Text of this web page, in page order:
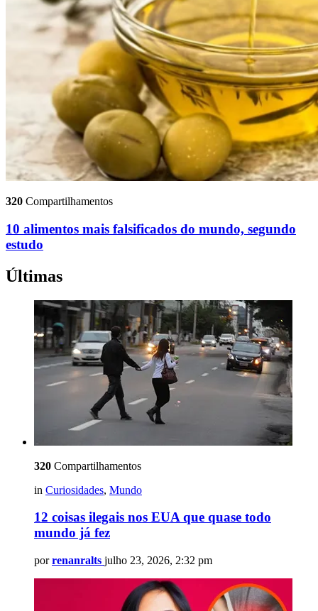
320 Compartilhamentos
10 alimentos mais falsificados do mundo, segundo
estudo
Últimas
320 Compartilhamentos
in Curiosidades, Mundo
12 coisas ilegais nos EUA que quase todo
mundo já fez
por renanralts julho 23, 2026, 2:32 pm